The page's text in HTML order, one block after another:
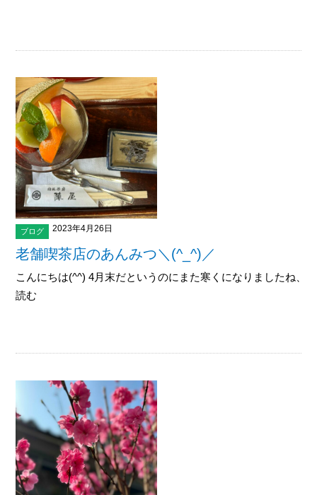
ブログ 2023年4月26日
老舗喫茶店のあんみつ＼(^_^)／
こんにちは(^^) 4月末だというのにまた寒くになりましたね、
読む